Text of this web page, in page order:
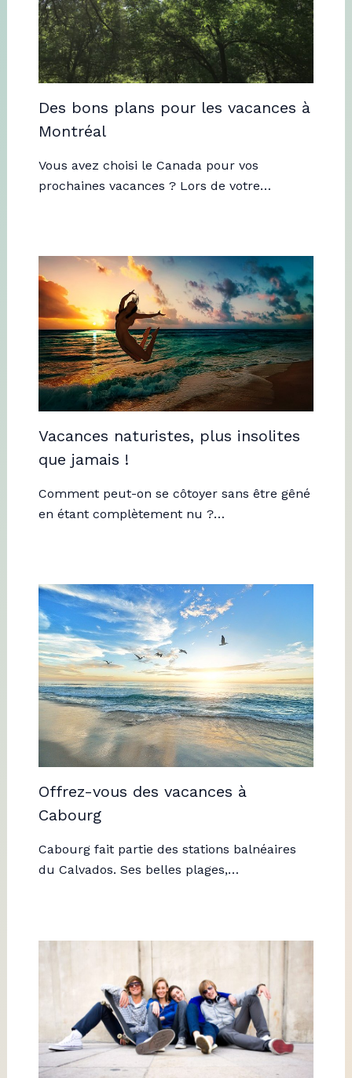
Des bons plans pour les vacances à
Montréal
Vous avez choisi le Canada pour vos
prochaines vacances ? Lors de votre…
Vacances naturistes, plus insolites
que jamais !
Comment peut-on se côtoyer sans être gêné
en étant complètement nu ?…
Offrez-vous des vacances à
Cabourg
Cabourg fait partie des stations balnéaires
du Calvados. Ses belles plages,…